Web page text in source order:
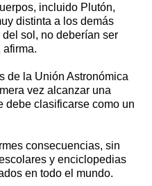
incluido Plutón,
distinta a los demás
sol, no deberían ser
de la Unión Astronómica
vez alcanzar una
debe clasificarse como un
consecuencias, sin
y enciclopedias
en todo el mundo.